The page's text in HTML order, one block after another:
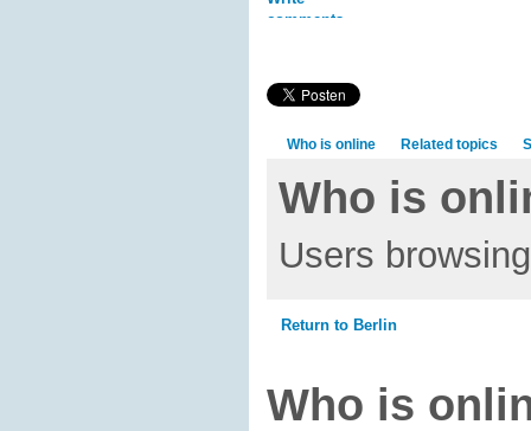
comments
Who is online Related topics
Who is
Users
Return to Berlin
Who is